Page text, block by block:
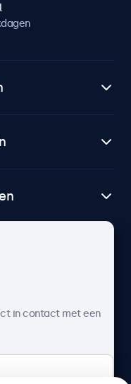
in contact met een